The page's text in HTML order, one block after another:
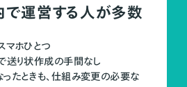
で運営する人が多数
マホひとつ
送り状作成の手間なし
たときも、仕組み変更の必要な